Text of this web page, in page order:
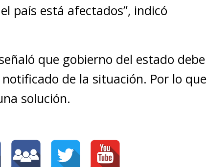
país está afectados”, indicó
que gobierno del estado debe
de la situación. Por lo que
solución.